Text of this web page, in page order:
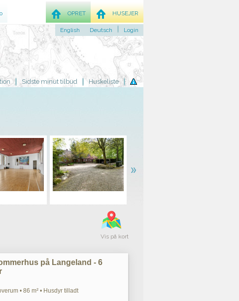
Sidste minut tilbud Huskeliste
Vis på kort
på Langeland - 6
• 86 m² • Husdyr tilladt
HUSEJER
OPRET
English Deutsch Login